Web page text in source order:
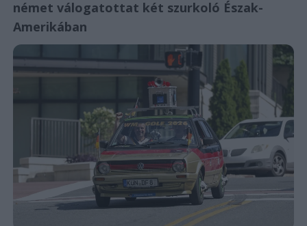
német válogatottat két szurkoló Észak-
Amerikában